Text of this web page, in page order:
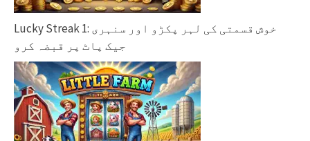
Lucky Streak 1: خوش قسمتی کی لہر پکڑو اور سنہری
جیک پاٹ پر قبضہ کرو